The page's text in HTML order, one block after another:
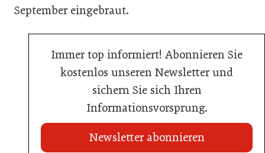
September eingebraut.
Immer top informiert! Abonnieren Sie
kostenlos unseren Newsletter und
sichern Sie sich Ihren
Informationsvorsprung.
Newsletter abonnieren